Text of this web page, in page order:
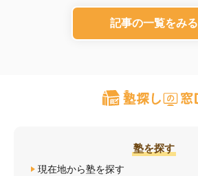
記事の一覧をみる
塾を探す
現在地から塾を探す